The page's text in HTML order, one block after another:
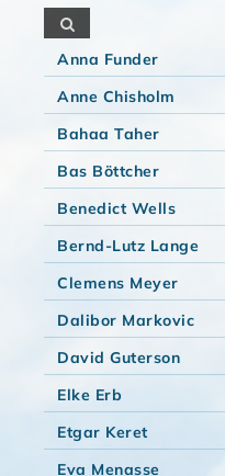
Anna Funder
Anne Chisholm
Bahaa Taher
Bas Böttcher
Benedict Wells
Bernd-Lutz Lange
Clemens Meyer
Dalibor Markovic
David Guterson
Elke Erb
Etgar Keret
Eva Menasse